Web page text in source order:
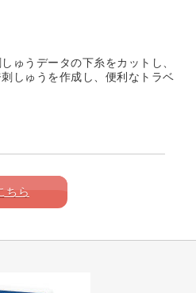
ゅうデータの下糸をカットし、
しゅうを作成し、便利なトラベ
ちら